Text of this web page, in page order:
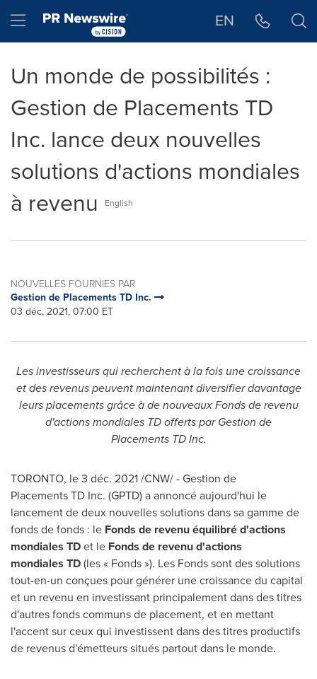
Hamburger menu EN
Un monde de possibilités :
Gestion de Placements TD
Inc. lance deux nouvelles
solutions d'actions mondiales
à revenu
English
NOUVELLES FOURNIES PAR
Gestion de Placements TD Inc.
03 déc, 2021, 07:00 ET
Les investisseurs qui recherchent à la fois une croissance
et des revenus peuvent maintenant diversifier davantage
leurs placements grâce à de nouveaux Fonds de revenu
d'actions mondiales TD offerts par Gestion de
Placements TD Inc.
TORONTO, le 3 déc. 2021 /CNW/ - Gestion de
Placements TD Inc. (GPTD) a annoncé aujourd'hui le
lancement de deux nouvelles solutions dans sa gamme de
fonds de fonds : le Fonds de revenu équilibré d'actions
mondiales TDet le Fonds de revenu d'actions
mondiales TD(les « Fonds »). Les Fonds sont des solutions
tout-en-un conçues pour générer une croissance du capital
et un revenu en investissant principalement dans des titres
d'autres fonds communs de placement, et en mettant
l'accent sur ceux qui investissent dans des titres productifs
de revenus d'émetteurs situés partout dans le monde.